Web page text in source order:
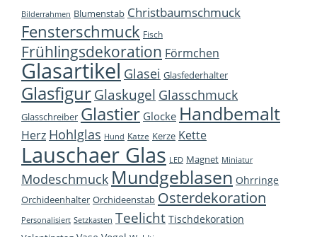
Bilderrahmen Blumenstab Christbaumschmuck
Fensterschmuck Fisch
Frühlingsdekoration Förmchen
Glasartikel Glasei Glasfederhalter
Glasfigur Glaskugel Glasschmuck
Glasschreiber Glastier Glocke Handbemalt
Herz Hohlglas Hund Katze Kerze Kette
Lauschaer Glas LED Magnet Miniatur
Modeschmuck Mundgeblasen Ohrringe
Orchideenhalter Orchideenstab Osterdekoration
Personalisiert Setzkasten Teelicht Tischdekoration